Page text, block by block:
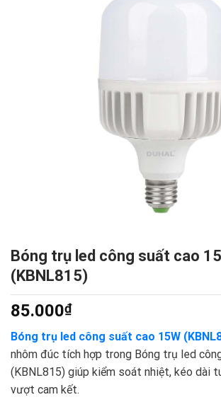
Bóng trụ led công suất cao
(KBNL815)
85.000₫
Bóng trụ led công suất cao 15W
nhôm đúc tích hợp trong Bóng trụ led
(KBNL815) giúp kiểm soát nhiệt, kéo dài
vượt cam kết.